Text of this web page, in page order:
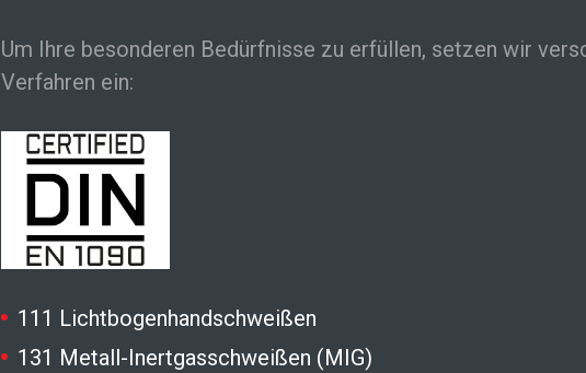
Um Ihre besonderen Bedürfnisse zu erfüllen, setzen wir
Verfahren ein:
111 Lichtbogenhandschweißen
131 Metall-Inertgasschweißen (MIG)